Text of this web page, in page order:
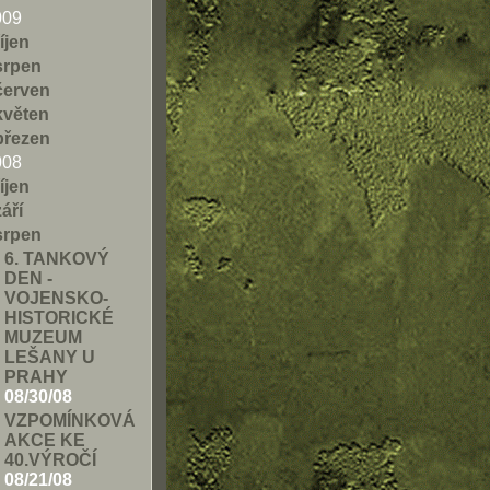
6. TANKOVÝ
DEN -
VOJENSKO-
HISTORICKÉ
MUZEUM
LEŠANY U
PRAHY
08/30/08
VZPOMÍNKOVÁ
AKCE KE
40.VÝROČÍ
08/21/08